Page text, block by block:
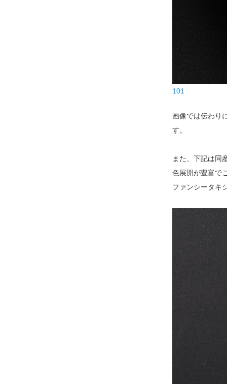
101
画像では伝わり
す。
また、下記は同
色展開が豊富で
ファンシータキ